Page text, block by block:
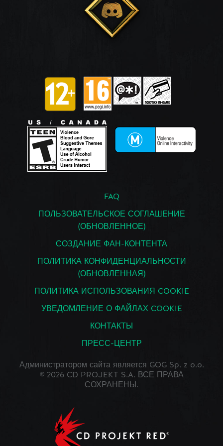
FAQ
ПОЛЬЗОВАТЕЛЬСКОЕ СОГЛАШЕНИЕ
(ОБНОВЛЕННОЕ)
СОЗДАНИЕ ФАН-КОНТЕНТА
ПОЛИТИКА КОНФИДЕНЦИАЛЬНОСТИ
(ОБНОВЛЕННАЯ)
ПОЛИТИКА ИСПОЛЬЗОВАНИЯ COOKIE
УВЕДОМЛЕНИЕ О ФАЙЛАХ COOKIE
КОНТАКТЫ
ПРЕСС-ЦЕНТР
Администратором сайта является GOG Sp. z o.o.
© 2026 CD PROJEKT S.A. ВСЕ ПРАВА
СОХРАНЕНЫ.